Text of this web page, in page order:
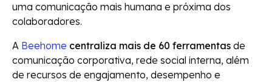
uma comunicação mais humana e próxima dos
colaboradores.
A Beehome centraliza mais de 60 ferramentas de
comunicação corporativa, rede social interna, além
de recursos de engajamento, desempenho e